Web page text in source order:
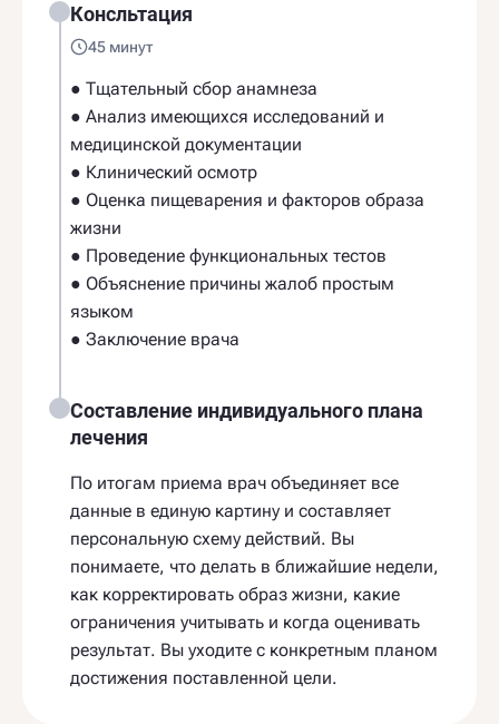
Консльтация
45 минут
● Тщательный сбор анамнеза
● Анализ имеющихся исследований и
медицинской документации
● Клинический осмотр
● Оценка пищеварения и факторов образа
жизни
● Проведение функциональных тестов
● Объяснение причины жалоб простым
языком
● Заключение врача
Составление индивидуального плана
лечения
По итогам приема врач объединяет все
данные в единую картину и составляет
персональную схему действий. Вы
понимаете, что делать в ближайшие недели,
как корректировать образ жизни, какие
ограничения учитывать и когда оценивать
результат. Вы уходите с конкретным планом
достижения поставленной цели.